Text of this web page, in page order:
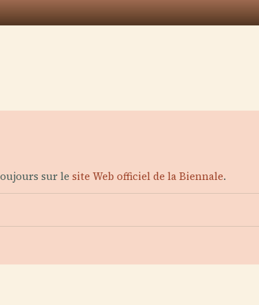
sur le site Web officiel de la Biennale.